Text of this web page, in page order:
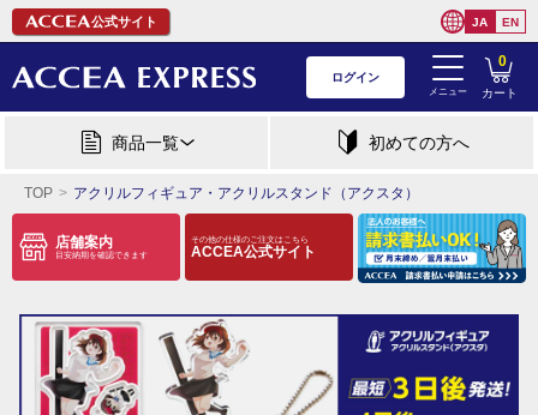
ログイン
メニュー カート
0
商品一覧 初めての方へ
TOP アクリルフィギュア・アクリルスタンド（アクスタ）
店舗案内
目安納期を確認できます
その他の仕様のご注文はこちら
ACCEA公式サイト
公式サイト JA EN